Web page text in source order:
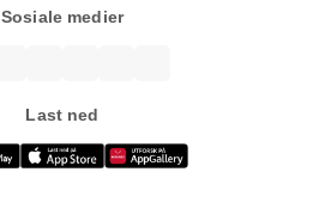
Sosiale medier
Last ned